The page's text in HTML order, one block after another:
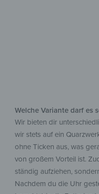
Welche Variante darf es
Wir bieten dir
wir stets auf ein
ohne Ticken aus, was
von großem Vorteil ist.
ständig aufziehen,
Nachdem du die Uhr